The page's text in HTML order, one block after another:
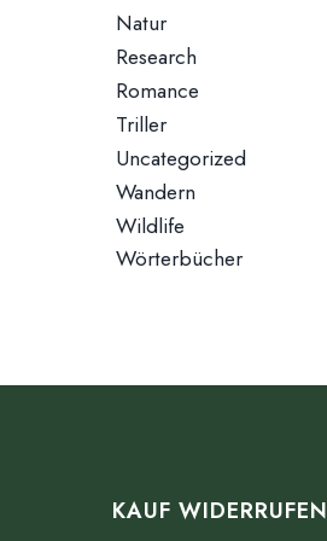
Natur
Research
Romance
Triller
Uncategorized
Wandern
Wildlife
Wörterbücher
KAUF WIDERRUFEN